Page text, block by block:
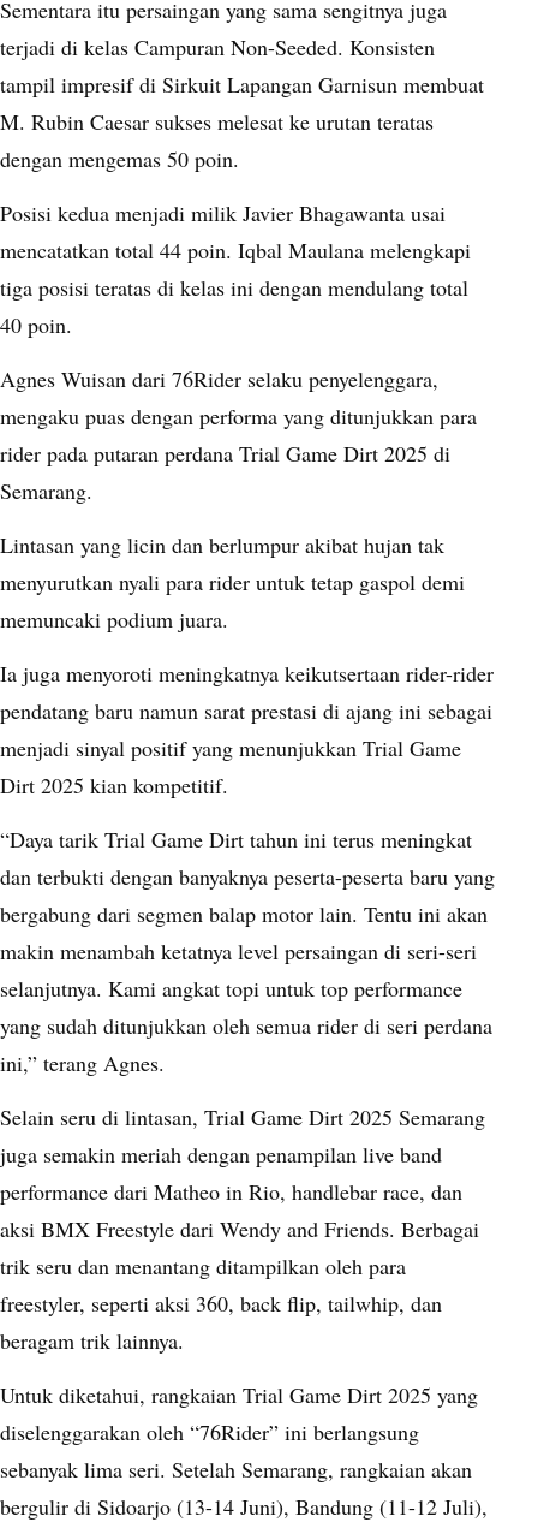
Sementara itu persaingan yang sama sengitnya juga
terjadi di kelas Campuran Non-Seeded. Konsisten
tampil impresif di Sirkuit Lapangan Garnisun membuat
M. Rubin Caesar sukses melesat ke urutan teratas
dengan mengemas 50 poin.
Posisi kedua menjadi milik Javier Bhagawanta usai
mencatatkan total 44 poin. Iqbal Maulana melengkapi
tiga posisi teratas di kelas ini dengan mendulang total
40 poin.
Agnes Wuisan dari 76Rider selaku penyelenggara,
mengaku puas dengan performa yang ditunjukkan para
rider pada putaran perdana Trial Game Dirt 2025 di
Semarang.
Lintasan yang licin dan berlumpur akibat hujan tak
menyurutkan nyali para rider untuk tetap gaspol demi
memuncaki podium juara.
Ia juga menyoroti meningkatnya keikutsertaan rider-rider
pendatang baru namun sarat prestasi di ajang ini sebagai
menjadi sinyal positif yang menunjukkan Trial Game
Dirt 2025 kian kompetitif.
“Daya tarik Trial Game Dirt tahun ini terus meningkat
dan terbukti dengan banyaknya peserta-peserta baru yang
bergabung dari segmen balap motor lain. Tentu ini akan
makin menambah ketatnya level persaingan di seri-seri
selanjutnya. Kami angkat topi untuk top performance
yang sudah ditunjukkan oleh semua rider di seri perdana
ini,” terang Agnes.
Selain seru di lintasan, Trial Game Dirt 2025 Semarang
juga semakin meriah dengan penampilan live band
performance dari Matheo in Rio, handlebar race, dan
aksi BMX Freestyle dari Wendy and Friends. Berbagai
trik seru dan menantang ditampilkan oleh para
freestyler, seperti aksi 360, back flip, tailwhip, dan
beragam trik lainnya.
Untuk diketahui, rangkaian Trial Game Dirt 2025 yang
diselenggarakan oleh “76Rider” ini berlangsung
sebanyak lima seri. Setelah Semarang, rangkaian akan
bergulir di Sidoarjo (13-14 Juni), Bandung (11-12 Juli),